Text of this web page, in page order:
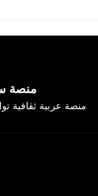
منصة
منصة عربية ثقافية